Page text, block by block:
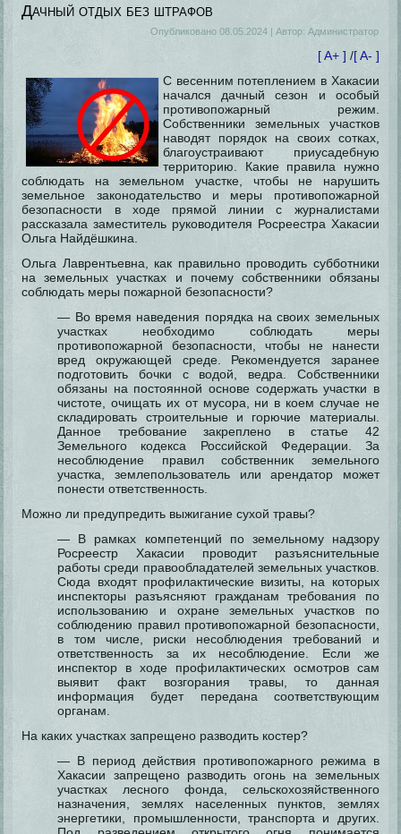
Дачный отдых без штрафов
Опубликовано 08.05.2024| Автор: Администратор
[ A+ ] /[ A- ]
С весенним потеплением в Хакасии
начался дачный сезон и особый
противопожарный режим.
Собственники земельных участков
наводят порядок на своих сотках,
благоустраивают приусадебную
территорию. Какие правила нужно
соблюдать на земельном участке, чтобы не нарушить
земельное законодательство и меры противопожарной
безопасности в ходе прямой линии с журналистами
рассказала заместитель руководителя Росреестра Хакасии
Ольга Найдёшкина.
Ольга Лаврентьевна, как правильно проводить субботники
на земельных участках и почему собственники обязаны
соблюдать меры пожарной безопасности?
— Во время наведения порядка на своих земельных
участках необходимо соблюдать меры
противопожарной безопасности, чтобы не нанести
вред окружающей среде. Рекомендуется заранее
подготовить бочки с водой, ведра. Собственники
обязаны на постоянной основе содержать участки в
чистоте, очищать их от мусора, ни в коем случае не
складировать строительные и горючие материалы.
Данное требование закреплено в статье 42
Земельного кодекса Российской Федерации. За
несоблюдение правил собственник земельного
участка, землепользователь или арендатор может
понести ответственность.
Можно ли предупредить выжигание сухой травы?
— В рамках компетенций по земельному надзору
Росреестр Хакасии проводит разъяснительные
работы среди правообладателей земельных участков.
Сюда входят профилактические визиты, на которых
инспекторы разъясняют гражданам требования по
использованию и охране земельных участков по
соблюдению правил противопожарной безопасности,
в том числе, риски несоблюдения требований и
ответственность за их несоблюдение. Если же
инспектор в ходе профилактических осмотров сам
выявит факт возгорания травы, то данная
информация будет передана соответствующим
органам.
На каких участках запрещено разводить костер?
— В период действия противопожарного режима в
Хакасии запрещено разводить огонь на земельных
участках лесного фонда, сельскохозяйственного
назначения, землях населенных пунктов, землях
энергетики, промышленности, транспорта и других.